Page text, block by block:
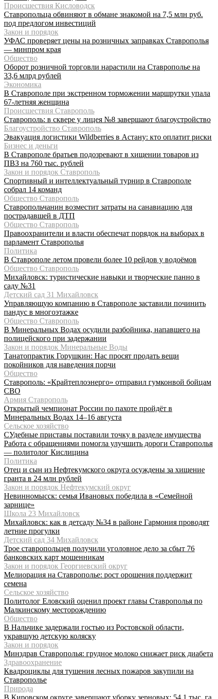
Происшествия Кисловодск
Ставропольца обвиняют в обмане знакомой на 7,5 млн руб.
под предлогом инвестиций
Закон и порядок
УФАС проверяет цены на розничных заправках Ставрополья
— минпром края
Общество
Оборот розничной торговли нарастили на Ставрополье на
33,6 млрд рублей
Экономика
В Ставрополе при экстренном торможении маршрутки упала
67-летняя женщина
Происшествия Ставрополь
Ставрополь: в сквере у лицея №8 завершают благоустройство
Благоустройство Ставрополь
Эвакуация логистики Wildberries в Астану: кто оплатит риски
Бизнес и деньги
В Ставрополе братьев подозревают в хищении товаров из
ПВЗ на 760 тыс. рублей
Закон и порядок Ставрополь
Спортивный и интеллектуальный турнир в Ставрополе
собрал 14 команд
Общество Ставрополь
Ставропольчанин возместит затраты на санавиацию для
пострадавшей в ДТП
Общество Ставрополь
Правоохранители и власти обеспечат порядок на выборах в
парламент Ставрополья
Политика
В Ставрополе летом провели более 10 рейдов у водоёмов
Общество Ставрополь
Михайловск: туристические навыки и творческие панно в
саду №31
Детский сад 31 Михайловск
Управляющую компанию в Ставрополе заставили починить
пандус в многоэтажке
Общество Ставрополь
В Минеральных Водах осудили разбойника, напавшего на
полицейского при задержании
Закон и порядок Минеральные Воды
Танатопрактик Горушкин: Нас просят продать вещи
покойников для наведения порчи
Общество
Ставрополь: «Крайтеплоэнерго» отправил гумконвой бойцам
СВО
Армия Ставрополь
Открытый чемпионат России по пахоте пройдёт в
Минеральных Водах 14–16 августа
Сельское хозяйство
СУдебные приставы поставили точку в разделе имущества
Работа с обращениями помогла улучшить дороги Ставрополья
— политолог Кислицина
Политика
Отец и сын из Нефтекумского округа осуждены за хищение
гранта в 24 млн рублей
Закон и порядок Нефтекумский округ
Невинномысск: семья Ивановых победила в «Семейной
зарнице»
Школа 23 Михайловск
Михайловск: как в детсаду №34 в районе Гармония проводят
летние прогулки
Детский сад 34 Михайловск
Трое ставропольцев получили уголовное дело за сбыт 76
банковских карт мошенникам
Закон и порядок Георгиевский округ
Мелиорация на Ставрополье: рост орошения поддержит
семена
Сельское хозяйство
Политолог Еловский оценил проект главы Ставрополья по
Малкинскому месторождению
Общество
В Нальчике задержали гостью из Ростовской области,
укравшую детскую коляску
Закон и порядок
Минздрав Ставрополья: грудное молоко снижает риск диабета
Здравоохранение
Квадроциклы для тушения лесных пожаров закупили на
Ставрополье
Природа
В Кировском округе завершают уборку зерновых: 54,1 тыс. га